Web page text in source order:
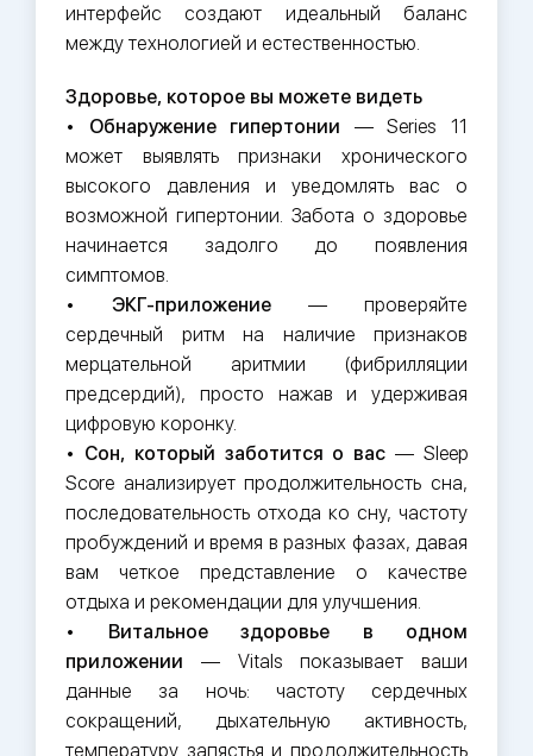
интерфейс создают идеальный баланс
между технологией и естественностью.
Здоровье, которое вы можете видеть
• Обнаружение гипертонии — Series 11
может выявлять признаки хронического
высокого давления и уведомлять вас о
возможной гипертонии. Забота о здоровье
начинается задолго до появления
симптомов.
• ЭКГ-приложение — проверяйте
сердечный ритм на наличие признаков
мерцательной аритмии (фибрилляции
предсердий), просто нажав и удерживая
цифровую коронку.
• Сон, который заботится о вас — Sleep
Score анализирует продолжительность сна,
последовательность отхода ко сну, частоту
пробуждений и время в разных фазах, давая
вам четкое представление о качестве
отдыха и рекомендации для улучшения.
•
Витальное здоровье в одном
приложении — Vitals показывает ваши
данные за ночь: частоту сердечных
сокращений, дыхательную активность,
температуру запястья и продолжительность